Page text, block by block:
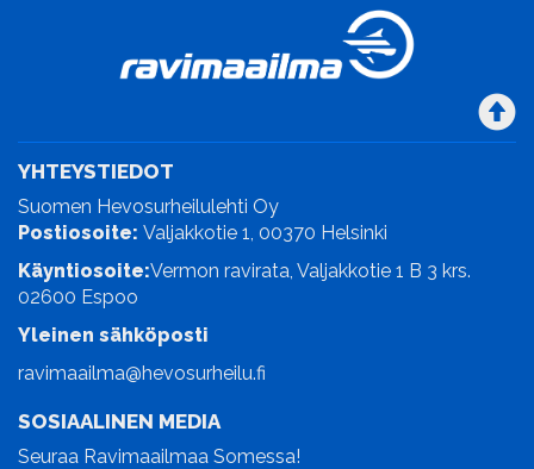
YHTEYSTIEDOT
Suomen Hevosurheilulehti Oy
Postiosoite: Valjakkotie 1, 00370 Helsinki
Käyntiosoite:Vermon ravirata, Valjakkotie 1 B 3 krs.
02600 Espoo
Yleinen sähköposti
ravimaailma@hevosurheilu.fi
SOSIAALINEN MEDIA
Seuraa Ravimaailmaa Somessa!